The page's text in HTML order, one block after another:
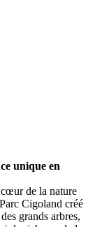
unique en
de la nature
Cigoland créé
grands arbres,